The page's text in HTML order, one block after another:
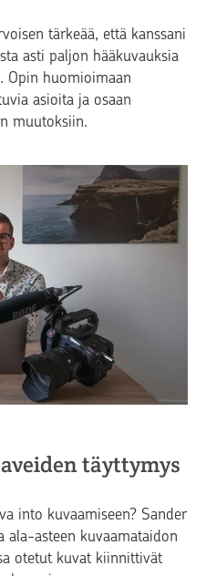
tärkeää, että kanssani
asti paljon hääkuvauksia
Opin huomioimaan
asioita ja osaan
muutoksiin.
täyttymys
into kuvaamiseen? Sander
ala-asteen kuvaamataidon
otetut kuvat kiinnittivät